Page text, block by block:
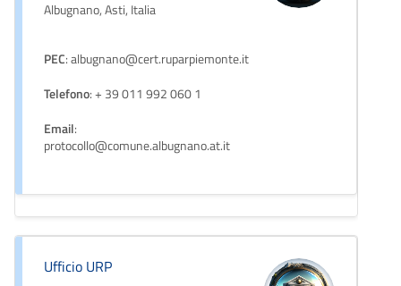
Albugnano, Asti, Italia
PEC: albugnano@cert.ruparpiemonte.it
Telefono: + 39 011 992 060 1
Email:
protocollo@comune.albugnano.at.it
Ufficio URP